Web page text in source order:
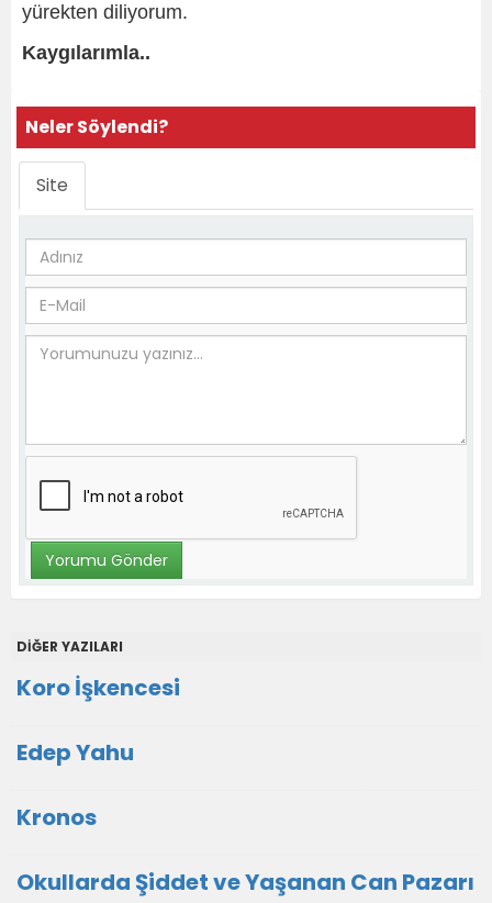
yürekten diliyorum.
Kaygılarımla..
Neler Söylendi?
Site
DİĞER YAZILARI
Koro İşkencesi
Edep Yahu
Kronos
Okullarda Şiddet ve Yaşanan Can Pazarı